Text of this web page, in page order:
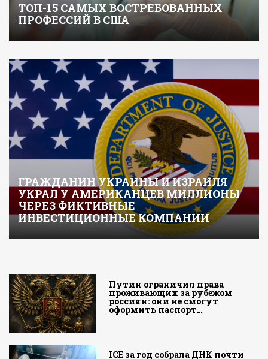
ТОП-15 САМЫХ ВОСТРЕБОВАННЫХ
ПРОФЕССИЙ В США
ГРАЖДАНИН УКРАИНЫ И ИЗРАИЛЯ
УКРАЛ У АМЕРИКАНЦЕВ МИЛЛИОНЫ
ЧЕРЕЗ ФИКТИВНЫЕ
ИНВЕСТИЦИОННЫЕ КОМПАНИИ
Путин ограничил права
проживающих за рубежом
россиян: они не смогут
оформить паспорт…
ICE за год собрала ДНК почти